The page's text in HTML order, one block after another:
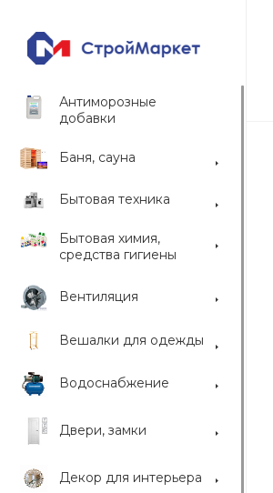
Антиморозные
добавки
Баня, сауна
Бытовая техника
Бытовая химия,
средства гигиены
Вентиляция
Вешалки для одежды
Водоснабжение
Двери, замки
Декор для интерьера